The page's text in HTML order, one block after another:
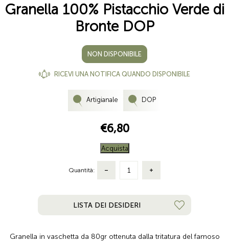
Granella 100% Pistacchio Verde di
Bronte DOP
NON DISPONIBILE
RICEVI UNA NOTIFICA QUANDO DISPONIBILE
Artigianale DOP
€6,80
Acquista
Quantità:
LISTA DEI DESIDERI
Granella in vaschetta da 80gr ottenuta dalla tritatura del famoso